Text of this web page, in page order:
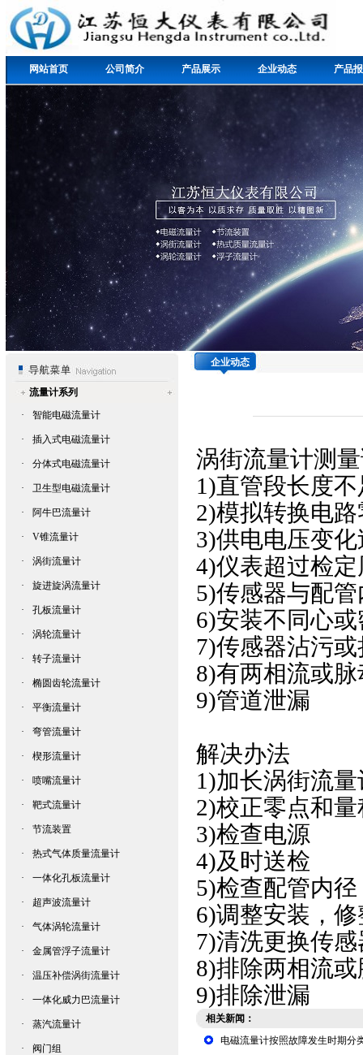
网站首页 公司简介 产品展示 企业动态 产品
流量计系列
·
智能电磁流量计
· 插入式电磁流量计
· 分体式电磁流量计
· 卫生型电磁流量计
· 阿牛巴流量计
· V锥流量计
· 涡街流量计
· 旋进旋涡流量计
· 孔板流量计
· 涡轮流量计
· 转子流量计
· 椭圆齿轮流量计
· 平衡流量计
· 弯管流量计
· 楔形流量计
· 喷嘴流量计
· 靶式流量计
· 节流装置
· 热式气体质量流量计
· 一体化孔板流量计
· 超声波流量计
· 气体涡轮流量计
· 金属管浮子流量计
· 温压补偿涡街流量计
· 一体化威力巴流量计
· 蒸汽流量计
·
阀门组
企业动态
涡街流量计测
1)直管段长度不
2)模拟转换电
3)供电电压变
4)仪表超过检
5)传感器与配
6)安装不同心
7)传感器沾污
8)有两相流或
9)管道泄漏
解决办法
1)加长涡街流量
2)校正零点和
3)检查电源
4)及时送检
5)检查配管内
6)调整安装，
7)清洗更换传感
8)排除两相流
9)排除泄漏
相关新闻：
电磁流量计按照故障发生时期分